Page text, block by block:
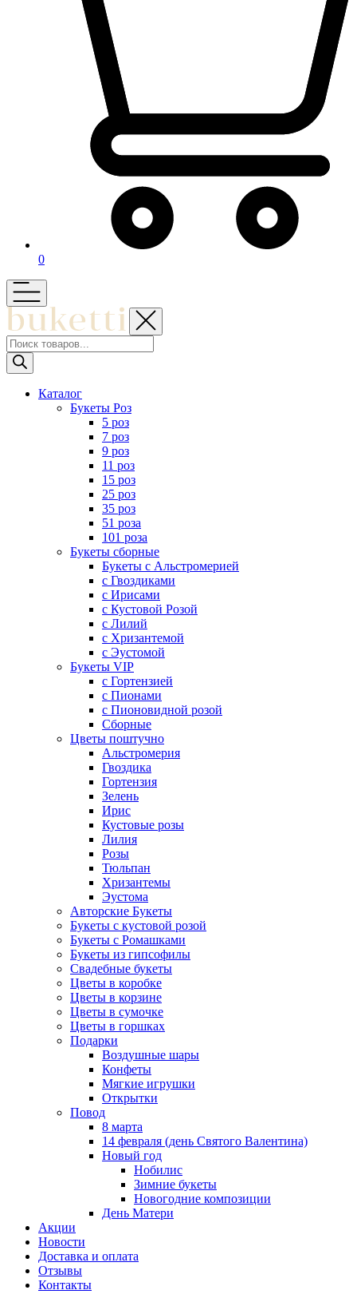
0
Поиск
товаров
Каталог
Букеты Роз
5 роз
7 роз
9 роз
11 роз
15 роз
25 роз
35 роз
51 роза
101 роза
Букеты сборные
Букеты с Альстромерией
с Гвоздиками
с Ирисами
с Кустовой Розой
с Лилий
с Хризантемой
с Эустомой
Букеты VIP
с Гортензией
с Пионами
с Пионовидной розой
Сборные
Цветы поштучно
Альстромерия
Гвоздика
Гортензия
Зелень
Ирис
Кустовые розы
Лилия
Розы
Тюльпан
Хризантемы
Эустома
Авторские Букеты
Букеты с кустовой розой
Букеты с Ромашками
Букеты из гипсофилы
Свадебные букеты
Цветы в коробке
Цветы в корзине
Цветы в сумочке
Цветы в горшках
Подарки
Воздушные шары
Конфеты
Мягкие игрушки
Открытки
Повод
8 марта
14 февраля (день Святого Валентина)
Новый год
Нобилис
Зимние букеты
Новогодние композиции
День Матери
Акции
Новости
Доставка и оплата
Отзывы
Контакты